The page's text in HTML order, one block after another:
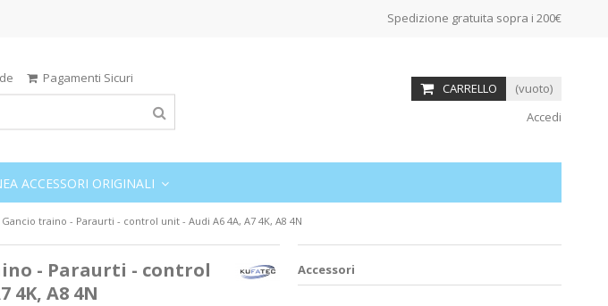
Spedizione gratuita sopra i 200€
Pagamenti Sicuri
CARRELLO
(vuoto)
Accedi
ACCESSORI ORIGINALI
Gancio traino - Paraurti - control unit - Audi A6 4A, A7 4K, A8 4N
- Paraurti - control
4K, A8 4N
Accessori